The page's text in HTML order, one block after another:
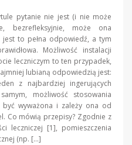
pytanie nie jest (i nie może
bezrefleksyjnie, może ona
jest to pełna odpowiedź, a tym
Możliwość instalacji
leczniczym to ten przypadek,
lubianą odpowiedzią jest:
z najbardziej ingerujących
możliwość stosowania
wyważona i zależy ona od
Co mówią przepisy? Zgodnie z
leczniczej [1], pomieszczenia
(np. […]